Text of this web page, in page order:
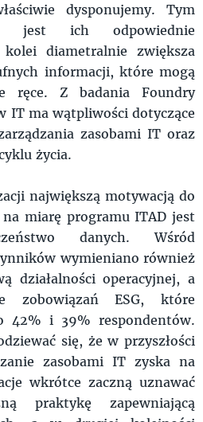
dysponujemy. Tym
jest ich odpowiednie
diametralnie zwiększa
informacji, które mogą
ręce. Z badania Foundry
IT ma wątpliwości dotyczące
zasobami IT oraz
życia.
największą motywacją do
miarę programu ITAD jest
danych. Wśród
wymieniano również
działalności operacyjnej, a
zobowiązań ESG, które
42% i 39% respondentów.
się, że w przyszłości
zasobami IT zyska na
wkrótce zaczną uznawać
praktykę zapewniającą